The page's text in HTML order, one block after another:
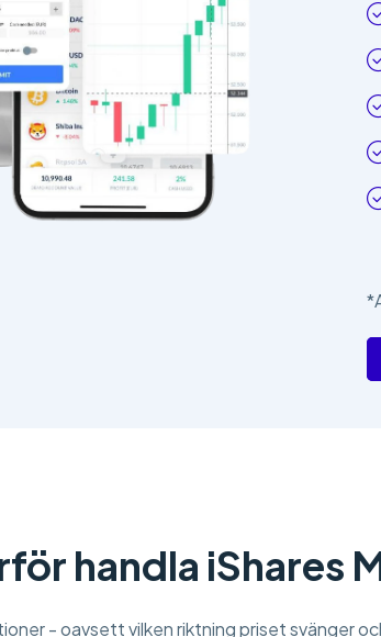
handla iShares
- oavsett vilken riktning priset svänger